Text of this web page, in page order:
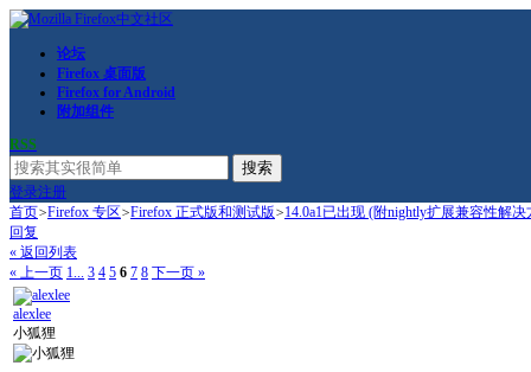
论坛
Firefox 桌面版
Firefox for Android
附加组件
RSS
搜索
登录注册
首页>Firefox 专区>Firefox 正式版和测试版>14.0a1已出现 (附nightly扩展兼容性解决
回复
« 返回列表
« 上一页 1... 3 4 5 6 7 8 下一页 »
alexlee
小狐狸